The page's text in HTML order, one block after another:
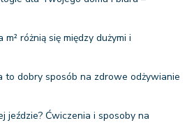
m² różnią się między dużymi i
to dobry sposób na zdrowe odżywianie
jeździe? Ćwiczenia i sposoby na